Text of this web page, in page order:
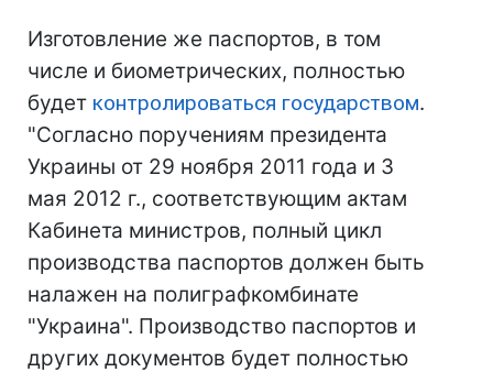
Изготовление же паспортов, в том
числе и биометрических, полностью
будет контролироваться государством.
"Согласно поручениям президента
Украины от 29 ноября 2011 года и 3
мая 2012 г., соответствующим актам
Кабинета министров, полный цикл
производства паспортов должен быть
налажен на полиграфкомбинате
"Украина". Производство паспортов и
других документов будет полностью